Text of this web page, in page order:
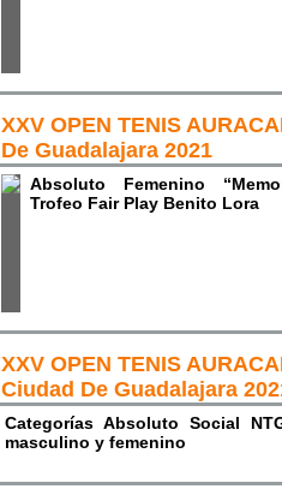
XXV OPEN TENIS
De Guadalajara 2021
Absoluto Femenino
Trofeo Fair Play Benito Lora
XXV OPEN TENIS
Ciudad De Guadalajara
Categorías Absoluto Social
masculino y femenino